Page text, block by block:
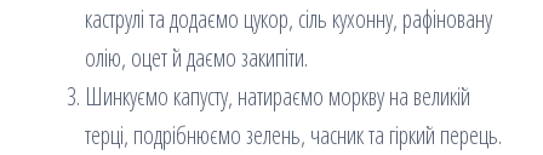
каструлі та додаємо цукор, сіль кухонну, рафіновану
олію, оцет й даємо закипіти.
Шинкуємо капусту, натираємо моркву на великій
терці, подрібнюємо зелень, часник та гіркий перець.